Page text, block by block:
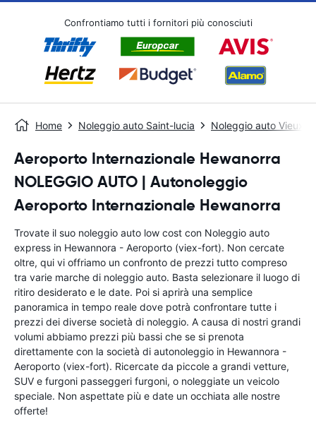
Confrontiamo tutti i fornitori più conosciuti
Home Noleggio auto Saint-lucia Noleggio auto Vieux
Aeroporto Internazionale Hewanorra
NOLEGGIO AUTO | Autonoleggio
Aeroporto Internazionale Hewanorra
Trovate il suo noleggio auto low cost con Noleggio auto
express in Hewannora - Aeroporto (viex-fort). Non cercate
oltre, qui vi offriamo un confronto de prezzi tutto compreso
tra varie marche di noleggio auto. Basta selezionare il luogo di
ritiro desiderato e le date. Poi si aprirà una semplice
panoramica in tempo reale dove potrà confrontare tutte i
prezzi dei diverse società di noleggio. A causa di nostri grandi
volumi abbiamo prezzi più bassi che se si prenota
direttamente con la società di autonoleggio in Hewannora -
Aeroporto (viex-fort). Ricercate da piccole a grandi vetture,
SUV e furgoni passeggeri furgoni, o noleggiate un veicolo
speciale. Non aspettate più e date un occhiata alle nostre
offerte!